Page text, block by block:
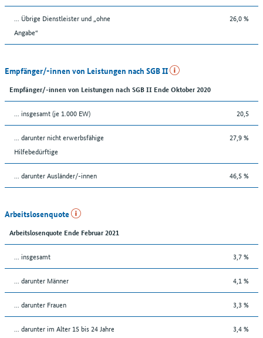
... Übrige Dienstleister und „ohne
Angabe“
26,0 %
Empfänger/-innen von Leistungen nach SGB II
Empfänger/-innen von Leistungen nach SGB II Ende Oktober 2020
... insgesamt (je 1.000 EW) 20,5
... darunter nicht erwerbsfähige
Hilfebedürftige
27,9 %
... darunter Ausländer/-innen 46,5 %
Arbeitslosenquote
Arbeitslosenquote Ende Februar 2021
... insgesamt 3,7 %
... darunter Männer 4,1 %
... darunter Frauen 3,3 %
... darunter im Alter 15 bis 24 Jahre 3,4 %